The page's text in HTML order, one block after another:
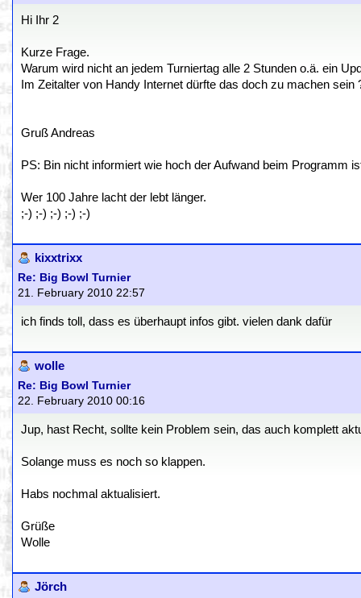
Hi Ihr 2
Kurze Frage.
Warum wird nicht an jedem Turniertag alle 2 Stunden o.ä. ein
Im Zeitalter von Handy Internet dürfte das doch zu machen sein
Gruß Andreas
PS: Bin nicht informiert wie hoch der Aufwand beim Programm
Wer 100 Jahre lacht der lebt länger.
;-) ;-) ;-) ;-) ;-)
kixxtrixx
Re: Big Bowl Turnier
21. February 2010 22:57
ich finds toll, dass es überhaupt infos gibt. vielen dank dafür
wolle
Re: Big Bowl Turnier
22. February 2010 00:16
Jup, hast Recht, sollte kein Problem sein, das auch komplett
Solange muss es noch so klappen.
Habs nochmal aktualisiert.
Grüße
Wolle
Jörch